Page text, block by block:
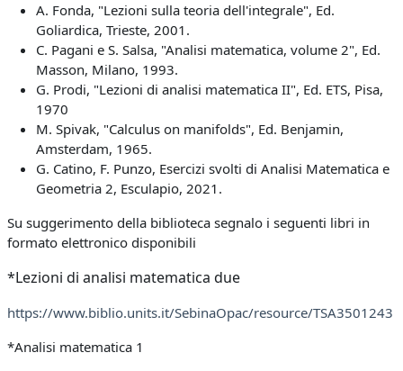
A. Fonda, "Lezioni sulla teoria dell'integrale", Ed.
Goliardica, Trieste, 2001.
C. Pagani e S. Salsa, "Analisi matematica, volume 2", Ed.
Masson, Milano, 1993.
G. Prodi, "Lezioni di analisi matematica II", Ed. ETS, Pisa,
1970
M. Spivak, "Calculus on manifolds", Ed. Benjamin,
Amsterdam, 1965.
G. Catino, F. Punzo, Esercizi svolti di Analisi Matematica e
Geometria 2, Esculapio, 2021.
Su suggerimento della biblioteca segnalo i seguenti libri in
formato elettronico disponibili
*Lezioni di analisi matematica due
https://www.biblio.units.it/SebinaOpac/resource/TSA3501243
*Analisi matematica 1